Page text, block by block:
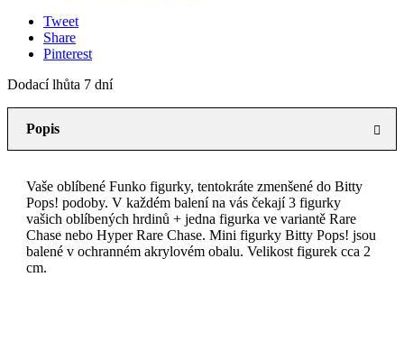
Tweet
Share
Pinterest
Dodací lhůta 7 dní
Popis
Vaše oblíbené Funko figurky, tentokráte zmenšené do Bitty
Pops! podoby. V každém balení na vás čekají 3 figurky
vašich oblíbených hrdinů + jedna figurka ve variantě Rare
Chase nebo Hyper Rare Chase. Mini figurky Bitty Pops! jsou
balené v ochranném akrylovém obalu. Velikost figurek cca 2
cm.